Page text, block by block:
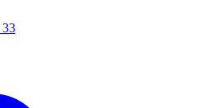
33